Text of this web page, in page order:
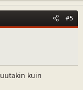
#5
kuin